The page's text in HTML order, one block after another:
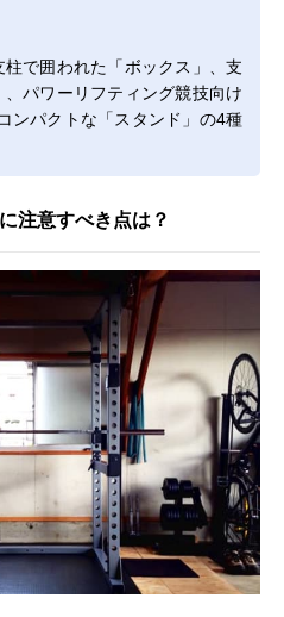
で囲われた「ボックス」、支
パワーリフティング競技向け
ンパクトな「スタンド」の4種
注意すべき点は？